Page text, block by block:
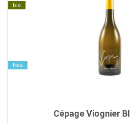
bio
Neu
Cépage Viognier